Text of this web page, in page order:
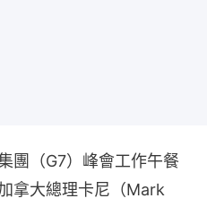
團（G7）峰會工作午餐
拿大總理卡尼（Mark